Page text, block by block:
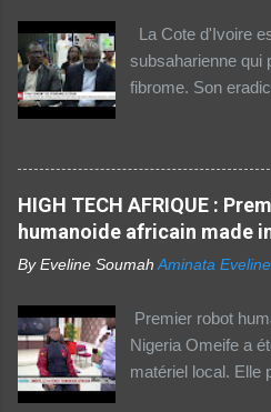
dans cette partie
celle où l'accès au
notamment pour
coûteux. Cinq
numérique en
africains sont en
la population
habitants des
La Cote d'Ivoire
subsaharienne qui
fibrome. Son
d'Ivoire. Elle a
Suivez ceci. -
produits digitaux
HIGH TECH AFRIQUE :
humanoide africain made
By Eveline Soumah Aminata
Premier robot
Nigeria Omeife a
matériel local. Elle